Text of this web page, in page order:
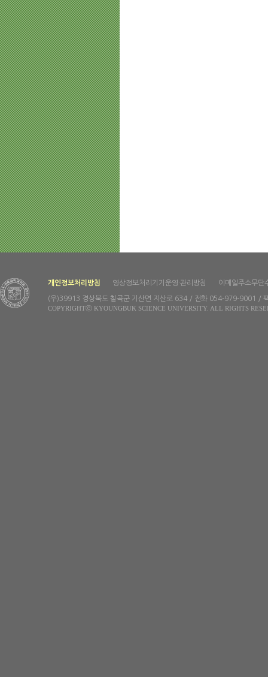
개인정보처리방침 영상정보처리기기운영·관리방침 이메일주소무단
(우)39913 경상북도 칠곡군 기산면 지산로 634 / 전화 054-979-9001 /
COPYRIGHTⓒ KYOUNGBUK SCIENCE UNIVERSITY. ALL RIGHTS